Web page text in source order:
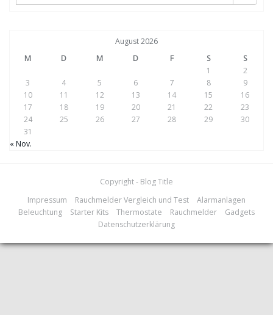
August 2026
M
D M D F S
S
1
2
3
4 5 6 7 8
9
10
11 12 13 14 15
16
17
18 19 20 21 22
23
24
25 26 27 28 29
30
31
« Nov.
Copyright - Blog Title
Impressum
Rauchmelder Vergleich und Test
Alarmanlagen
Beleuchtung
Starter Kits Thermostate Rauchmelder
Gadgets
Datenschutzerklärung